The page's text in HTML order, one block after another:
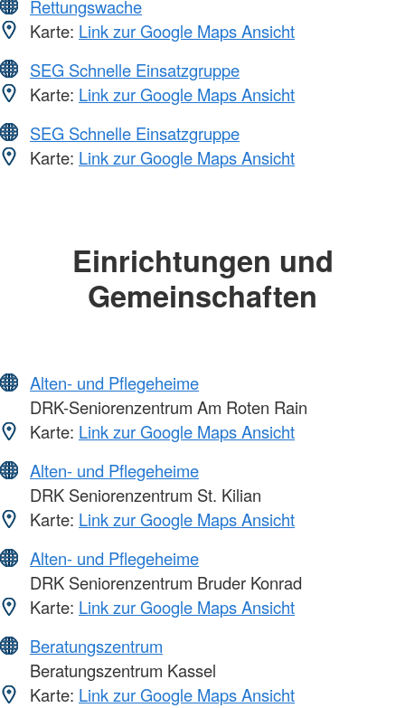
Rettungswache
Karte: Link zur Google Maps Ansicht
SEG Schnelle Einsatzgruppe
Karte: Link zur Google Maps Ansicht
SEG Schnelle Einsatzgruppe
Karte: Link zur Google Maps Ansicht
Einrichtungen und
Gemeinschaften
Alten- und Pflegeheime
DRK-Seniorenzentrum Am Roten Rain
Karte: Link zur Google Maps Ansicht
Alten- und Pflegeheime
DRK Seniorenzentrum St. Kilian
Karte: Link zur Google Maps Ansicht
Alten- und Pflegeheime
DRK Seniorenzentrum Bruder Konrad
Karte: Link zur Google Maps Ansicht
Beratungszentrum
Beratungszentrum Kassel
Karte: Link zur Google Maps Ansicht